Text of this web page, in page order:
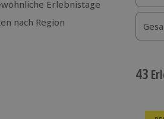
Erlebnistage
nach Region
43